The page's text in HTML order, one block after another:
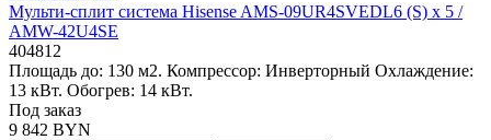
Мульти-сплит система Hisense AMS-09UR4SVEDL6 (S) x 5 /
AMW-42U4SE
404812
Площадь до: 130 м2. Компрессор: Инверторный Охлаждение:
13 кВт. Обогрев: 14 кВт.
Под заказ
9 842 BYN